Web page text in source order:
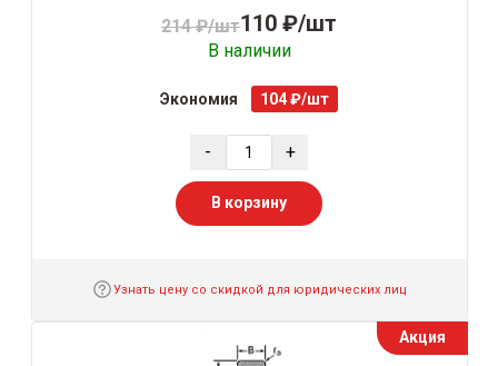
214 ₽/шт110 ₽/шт
В наличии
Экономия 104 ₽/шт
- +
В корзину
Узнать цену со скидкой для юридических лиц
Акция